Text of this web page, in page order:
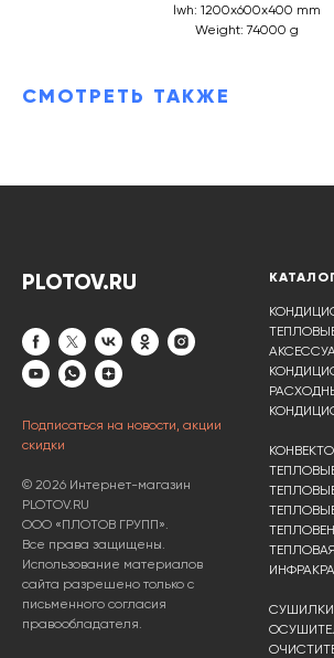
lwh: 1200x600x400 mm
Weight: 74000 g
СМОТРЕТЬ ТАКЖЕ
PLOTOV.RU
Подписаться на новости, акции
скидки
© 2026 Интернет-магазин
PLOTOV.RU
ООО «ПЛОТОВ ГРУПП».
Все права защищены.
Использование материалов
сайта разрешено только с
письменного согласия
правообладателя.
СУШИЛКИ